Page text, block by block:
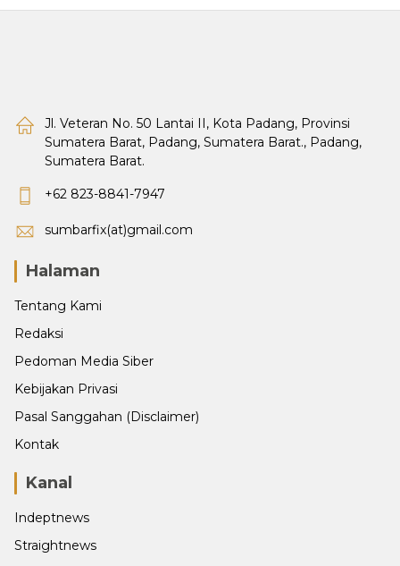
Jl. Veteran No. 50 Lantai II, Kota Padang, Provinsi
Sumatera Barat, Padang, Sumatera Barat., Padang,
Sumatera Barat.
+62 823-8841-7947
sumbarfix(at)gmail.com
Halaman
Tentang Kami
Redaksi
Pedoman Media Siber
Kebijakan Privasi
Pasal Sanggahan (Disclaimer)
Kontak
Kanal
Indeptnews
Straightnews